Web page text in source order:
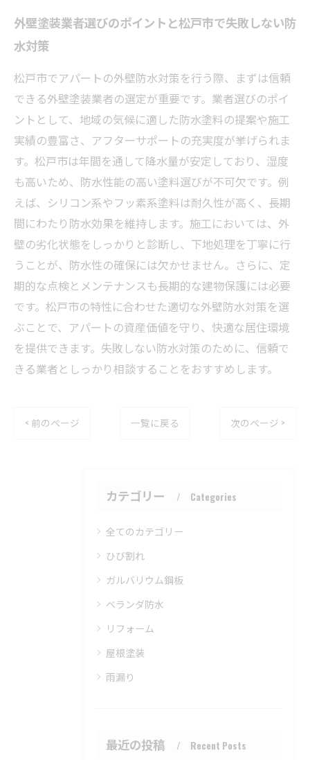
外壁塗装業者選びのポイントと松戸市で失敗しない防
水対策
松戸市でアパートの外壁防水対策を行う際、まずは信頼
できる外壁塗装業者の選定が重要です。業者選びのポイ
ントとして、地域の気候に適した防水塗料の提案や施工
実績の豊富さ、アフターサポートの充実度が挙げられま
す。松戸市は年間を通して降水量が安定しており、湿度
も高いため、防水性能の高い塗料選びが不可欠です。例
えば、シリコン系やフッ素系塗料は耐久性が高く、長期
間にわたり防水効果を維持します。施工においては、外
壁の劣化状態をしっかりと診断し、下地処理を丁寧に行
うことが、防水性の確保には欠かせません。さらに、定
期的な点検とメンテナンスも長期的な建物保護には必要
です。松戸市の特性に合わせた適切な外壁防水対策を選
ぶことで、アパートの資産価値を守り、快適な居住環境
を提供できます。失敗しない防水対策のために、信頼で
きる業者としっかり相談することをおすすめします。
< 前のページ 一覧に戻る 次のページ >
カテゴリー Categories
全てのカテゴリー
ひび割れ
ガルバリウム鋼板
ベランダ防水
リフォーム
屋根塗装
雨漏り
最近の投稿 Recent Posts